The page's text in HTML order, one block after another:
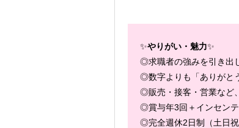
✨やりがい・魅力✨
◎求職者の強みを引き出
◎数字よりも「ありがと
◎販売・接客・営業など
◎賞与年3回＋インセン
◎完全週休2日制（土日